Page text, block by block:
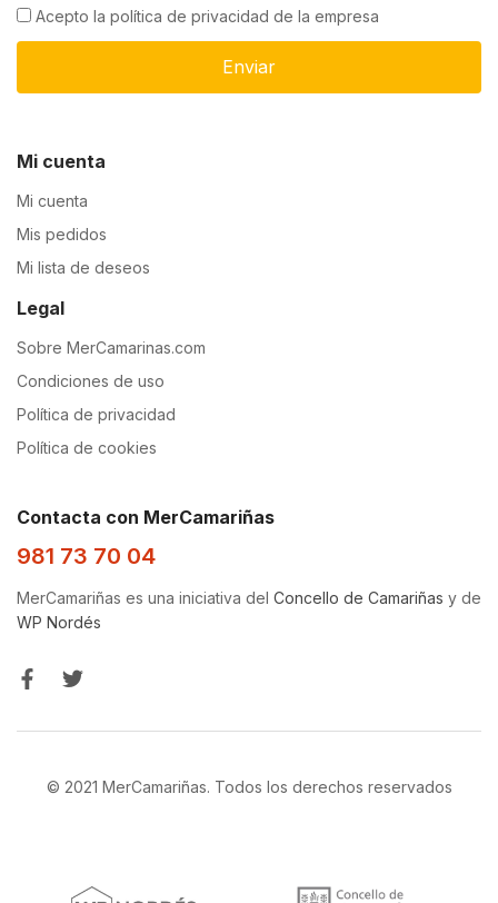
Acepto la política de privacidad de la empresa
Enviar
Mi cuenta
Mi cuenta
Mis pedidos
Mi lista de deseos
Legal
Sobre MerCamarinas.com
Condiciones de uso
Política de privacidad
Política de cookies
Contacta con MerCamariñas
981 73 70 04
MerCamariñas es una iniciativa del Concello de Camariñas y de
WP Nordés
© 2021 MerCamariñas. Todos los derechos reservados